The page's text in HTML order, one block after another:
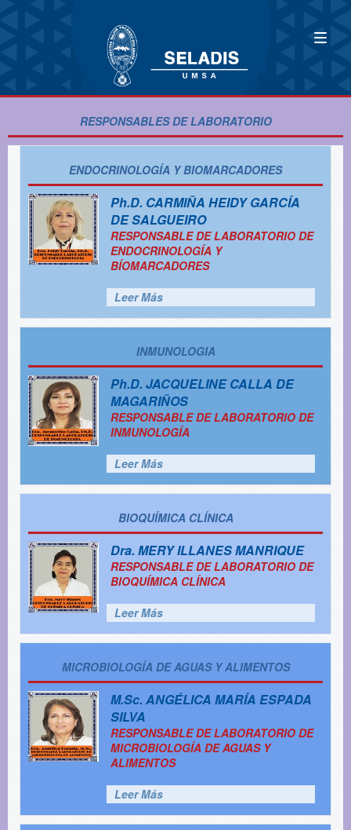
RESPONSABLES DE LABORATORIO
ENDOCRINOLOGÍA Y BIOMARCADORES
Ph.D. CARMIÑA HEIDY GARCÍA
DE SALGUEIRO
RESPONSABLE DE LABORATORIO DE
ENDOCRINOLOGÍA Y
BÍOMARCADORES
Leer Más
INMUNOLOGIA
Ph.D. JACQUELINE CALLA DE
MAGARIÑOS
RESPONSABLE DE LABORATORIO DE
INMUNOLOGÍA
Leer Más
BIOQUÍMICA CLÍNICA
Dra. MERY ILLANES MANRIQUE
RESPONSABLE DE LABORATORIO DE
BIOQUÍMICA CLÍNICA
Leer Más
MICROBIOLOGÍA DE AGUAS Y ALIMENTOS
M.Sc. ANGÉLICA MARÍA ESPADA
SILVA
RESPONSABLE DE LABORATORIO DE
MICROBIOLOGÍA DE AGUAS Y
ALIMENTOS
Leer Más